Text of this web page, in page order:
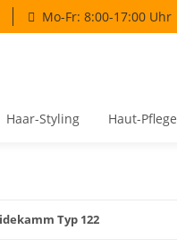
Mo-Fr: 8:00-17:00 Uhr
Haar-Styling Haut-Pflege
Typ 122